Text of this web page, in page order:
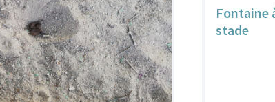
Fontaine
stade